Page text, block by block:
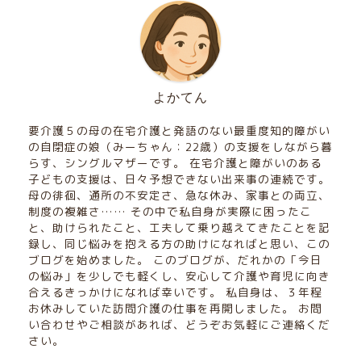
よかてん
要介護５の母の在宅介護と発語のない最重度知的障がい
の自閉症の娘（みーちゃん：22歳）の支援をしながら暮
らす、シングルマザーです。 在宅介護と障がいのある
子どもの支援は、日々予想できない出来事の連続です。
母の徘徊、通所の不安定さ、急な休み、家事との両立、
制度の複雑さ…… その中で私自身が実際に困ったこ
と、助けられたこと、工夫して乗り越えてきたことを記
録し、同じ悩みを抱える方の助けになればと思い、この
ブログを始めました。 このブログが、だれかの「今日
の悩み」を少しでも軽くし、安心して介護や育児に向き
合えるきっかけになれば幸いです。 私自身は、３年程
お休みしていた訪問介護の仕事を再開しました。 お問
い合わせやご相談があれば、どうぞお気軽にご連絡くだ
さい。